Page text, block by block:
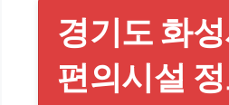
경기도 화
편의시설